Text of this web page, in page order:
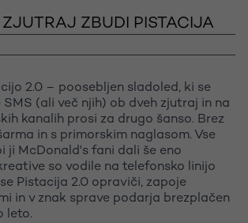
ZJUTRAJ ZBUDI PISTACIJA
2.0 – poosebljen sladoled, ki se
(ali več njih) ob dveh zjutraj in na
kanalih prosi za drugo šanso. Brez
in s primorskim naglasom. Vse
ji McDonald's fani dali še eno
so vodile na telefonsko linijo
Pistacija 2.0 opraviči, zapoje
in v znak sprave podarja brezplačen
leto.